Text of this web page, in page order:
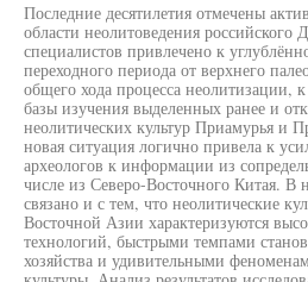
Последние десятилетия отмечены
области неолитоведения
специалистов привлечено к
переходного периода от верхнего
общего хода процесса неолитизации,
базы изучения выделенных ранее и
неолитических культур Приамурья и
новая ситуация логично привела к
археологов к информации из
числе из Северо-Восточного Китая. В
связано и с тем, что неолитические
Восточной Азии характеризуются
технологий, быстрыми темпами
хозяйства и удивительными